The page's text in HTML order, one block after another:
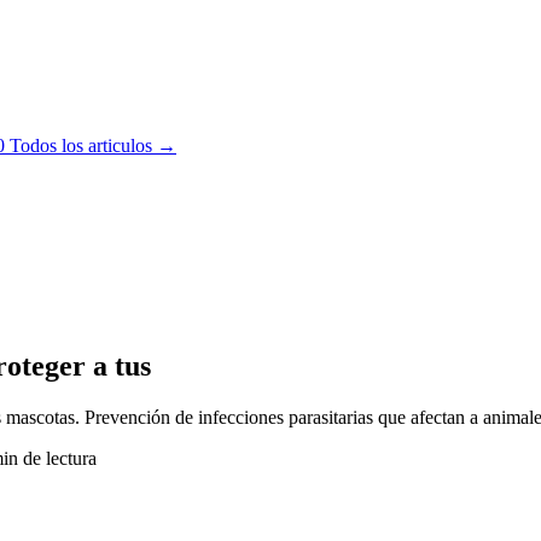
Todos los articulos →
a tus
Prevención de infecciones parasitarias que afectan a
de lectura